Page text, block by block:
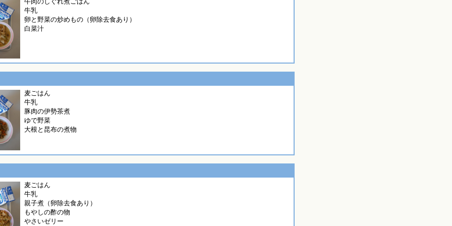
牛乳
卵と野菜の炒めもの（卵除去食あり）
白菜汁
麦ごはん
牛乳
豚肉の伊勢茶煮
ゆで野菜
大根と昆布の煮物
麦ごはん
牛乳
親子煮（卵除去食あり）
もやしの酢の物
やさいゼリー